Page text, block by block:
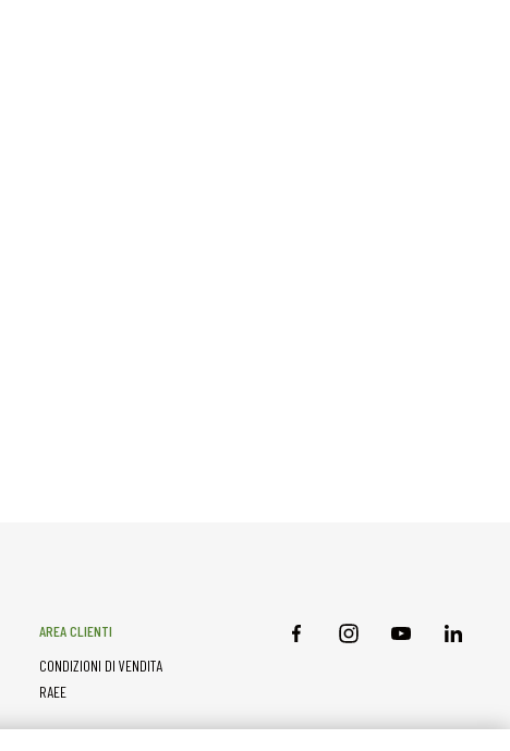
AREA CLIENTI
CONDIZIONI DI VENDITA
RAEE